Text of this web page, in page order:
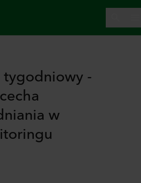
tygodniowy -
w